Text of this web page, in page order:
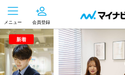
メニュー 会員登録
新着